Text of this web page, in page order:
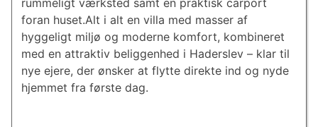
rummeligt værksted samt en praktisk carport
foran huset.Alt i alt en villa med masser af
hyggeligt miljø og moderne komfort, kombineret
med en attraktiv beliggenhed i Haderslev – klar til
nye ejere, der ønsker at flytte direkte ind og nyde
hjemmet fra første dag.